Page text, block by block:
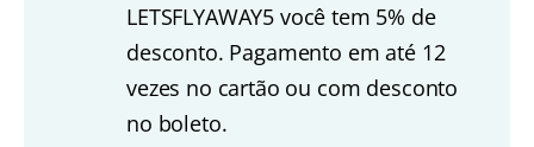
LETSFLYAWAY5 você tem 5% de
desconto. Pagamento em até 12
vezes no cartão ou com desconto
no boleto.